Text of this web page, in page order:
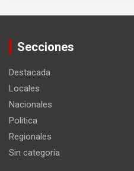
Secciones
Destacada
Locales
Nacionales
Politica
Regionales
Sin categoría